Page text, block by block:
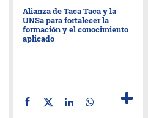
Alianza de Taca Taca y la
UNSa para fortalecer la
formación y el conocimiento
aplicado